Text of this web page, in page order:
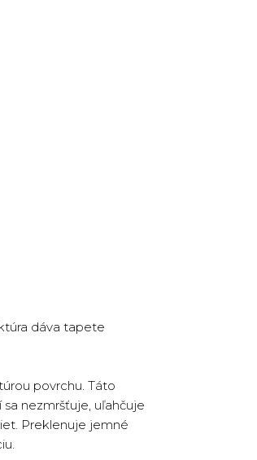
dáva tapete
povrchu. Táto
nezmršťuje, uľahčuje
Preklenuje jemné